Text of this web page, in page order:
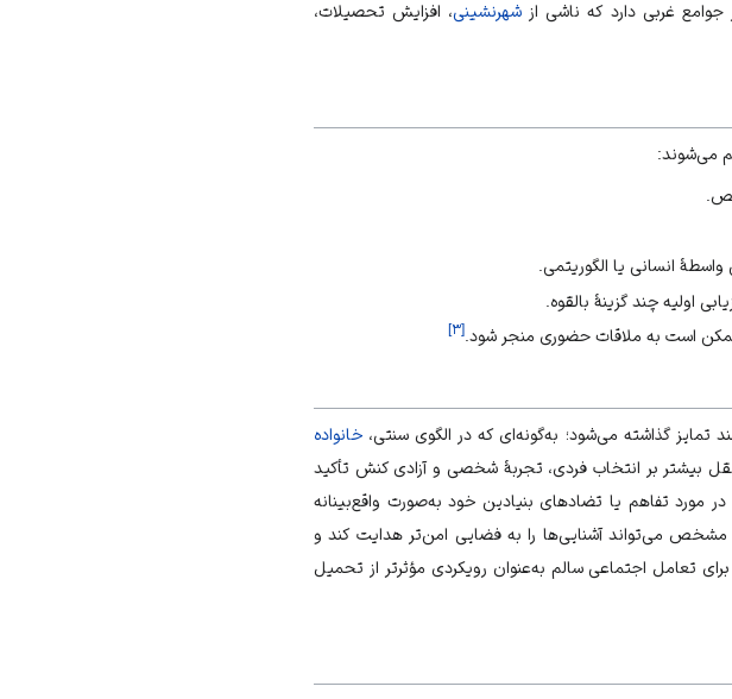
غربی دارد که ناشی از شهرنشینی، افزایش تحصیلات،
می‌شوند:
انسانی یا الگوریتمی.
اولیه چند گزینهٔ بالقوه.
ممکن است به ملاقات حضوری منجر شود.[۳]
گذاشته می‌شود؛ به‌گونه‌ای که در الگوی سنتی، خانواده
بیشتر بر انتخاب فردی، تجربهٔ شخصی و آزادی کنش تأکید
مورد تفاهم یا تضادهای بنیادین خود به‌صورت واقع‌بینانه
مشخص می‌تواند آشنایی‌ها را به فضایی امن‌تر هدایت کند و
تعامل اجتماعی سالم به‌عنوان رویکردی مؤثرتر از تحمیل